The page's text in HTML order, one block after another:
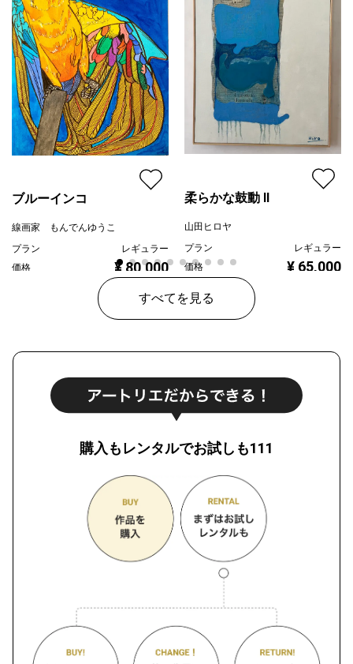
ブルーインコ
線画家 もんでんゆうこ
プラン
レギュラー
価格
¥ 80,000
柔らかな鼓動 Ⅱ
山田ヒロヤ
プラン
レギュラー
価格
¥ 65,000
すべてを見る
購入もレンタルでお試しも111